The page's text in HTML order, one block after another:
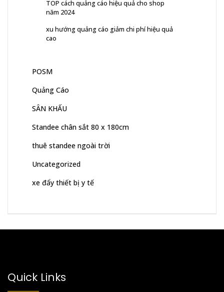
TOP cách quảng cáo hiệu quả cho shop
năm 2024
xu hướng quảng cáo giảm chi phí hiệu quả
cao
POSM
Quảng Cáo
SÂN KHẤU
Standee chân sắt 80 x 180cm
thuê standee ngoài trời
Uncategorized
xe đẩy thiết bị y tế
Quick Links